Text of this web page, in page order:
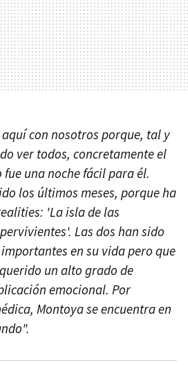
con nosotros porque, tal y
ver todos, concretamente el
una noche fácil para él.
los últimos meses, porque ha
'La isla de las
Las dos han sido
en su vida pero que
un alto grado de
emocional. Por
Montoya se encuentra en